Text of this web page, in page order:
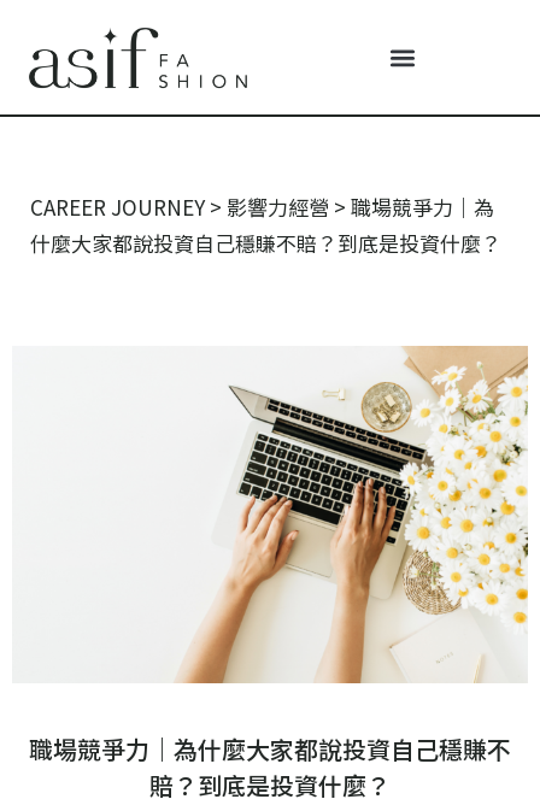
CAREER JOURNEY > 影響力經營 > 職場競爭力｜為
什麼大家都說投資自己穩賺不賠？到底是投資什麼？
職場競爭力｜為什麼大家都說投資自己穩賺不
賠？到底是投資什麼？